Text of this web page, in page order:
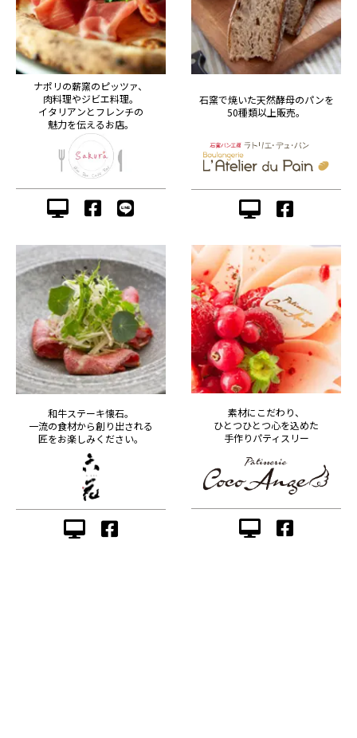
ナポリの薪窯のピッツァ、
肉料理やジビエ料理。
イタリアンとフレンチの
魅力を伝えるお店。
石窯で焼いた天然酵母のパンを
50種類以上販売。
和牛ステーキ懐石。
一流の食材から創り出される
匠をお楽しみください。
素材にこだわり、
ひとつひとつ心を込めた
手作りパティスリー